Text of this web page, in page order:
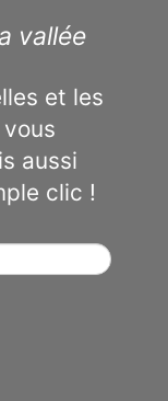
vallée
et les
aussi
clic !